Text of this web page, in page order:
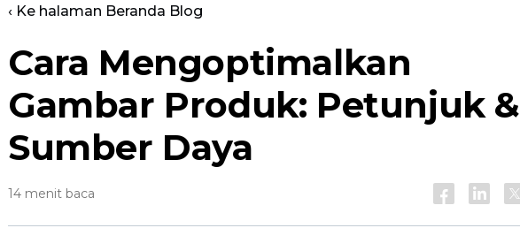
‹ Ke halaman Beranda Blog
Cara Mengoptimalkan
Gambar Produk: Petunjuk &
Sumber Daya
14 menit baca